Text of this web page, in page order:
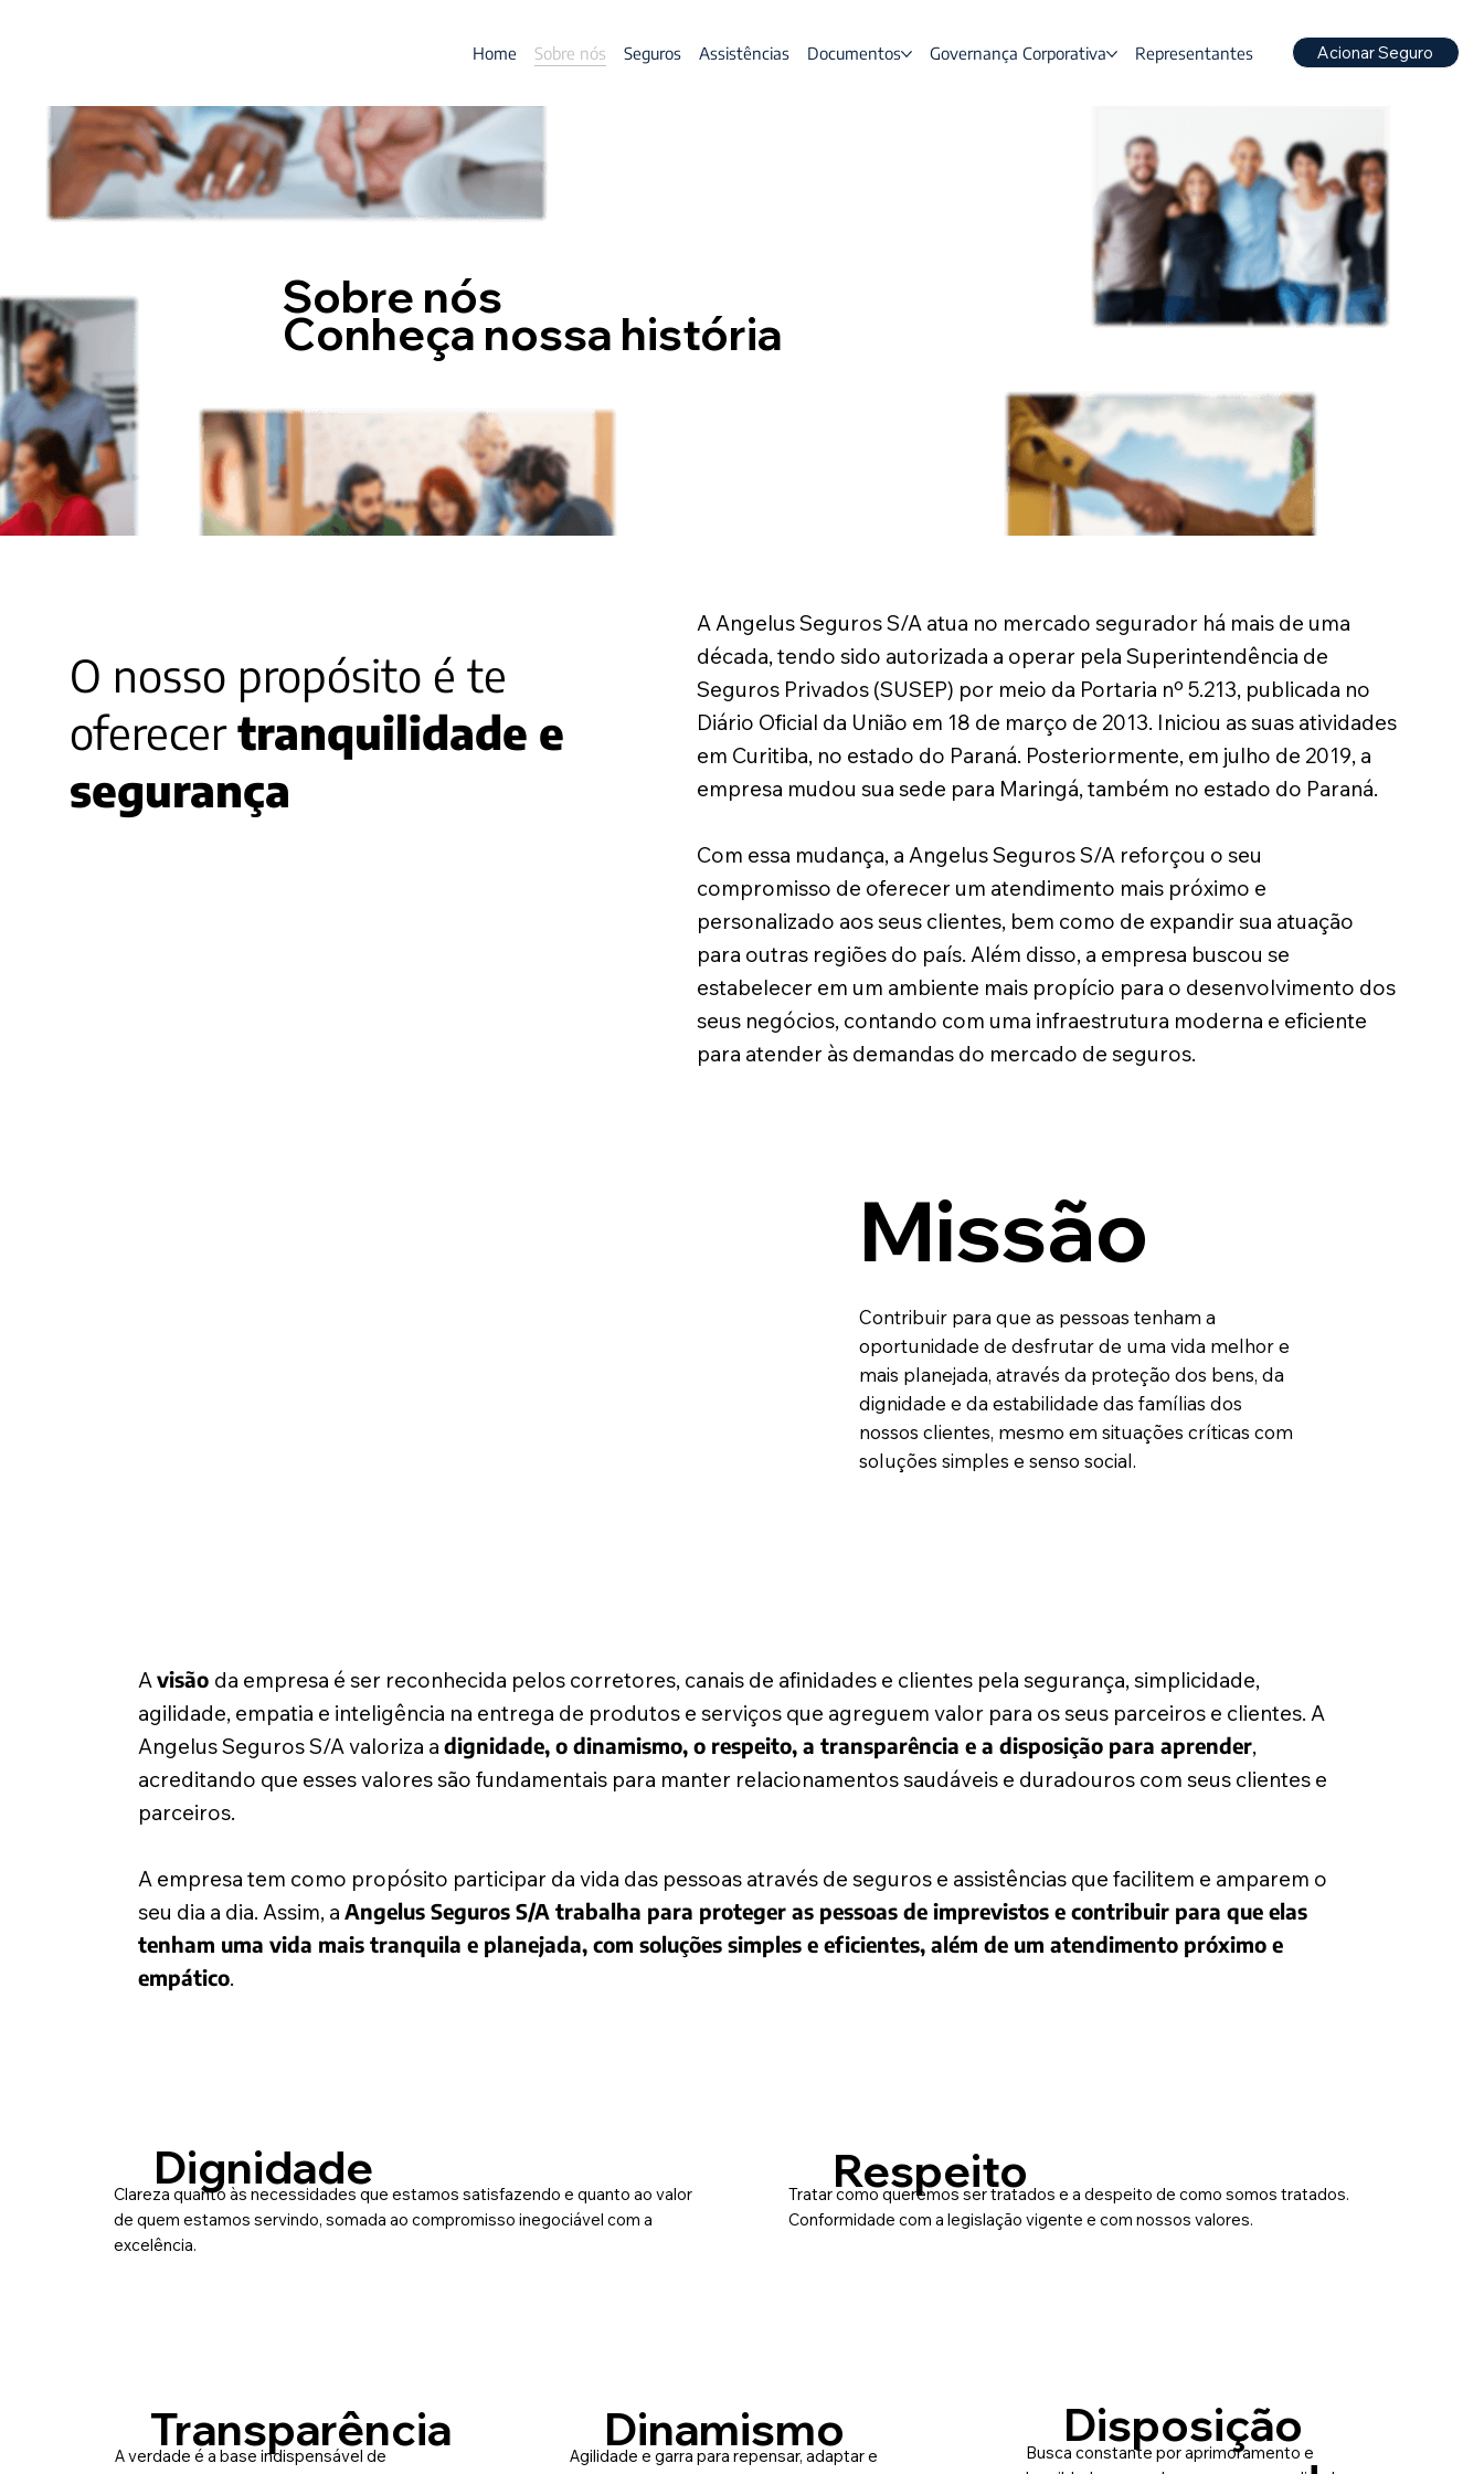
Home Sobre nós Seguros Assistências Documentos Governança Corporativa Representantes Acionar Seguro
O nosso propósito é te
oferecertranquilidade e
segurança
A Angelus Seguros S/A atua no mercado segurador há mais de uma
década, tendo sido autorizada a operar pela Superintendência de
Seguros Privados (SUSEP) por meio da Portaria nº 5.213, publicada no
Diário Oficial da União em 18 de março de 2013. Iniciou as suas atividades
em Curitiba, no estado do Paraná. Posteriormente, em julho de 2019, a
empresa mudou sua sede para Maringá, também no estado do Paraná.
Com essa mudança, a Angelus Seguros S/A reforçou o seu
compromisso de oferecer um atendimento mais próximo e
personalizado aos seus clientes, bem como de expandir sua atuação
para outras regiões do país. Além disso, a empresa buscou se
estabelecer em um ambiente mais propício para o desenvolvimento dos
seus negócios, contando com uma infraestrutura moderna e eficiente
para atender às demandas do mercado de seguros.
Sobre nós
Conheça nossa história
Missão
Contribuir para que as pessoas tenham a
oportunidade de desfrutar de uma vida melhor e
mais planejada, através da proteção dos bens, da
dignidade e da estabilidade das famílias dos
nossos clientes, mesmo em situações críticas com
soluções simples e senso social.
Avisão da empresa é ser reconhecida pelos corretores, canais de afinidades e clientes pela segurança, simplicidade,
agilidade, empatia e inteligência na entrega de produtos e serviços que agreguem valor para os seus parceiros e clientes. A
Angelus Seguros S/A valoriza a dignidade, o dinamismo, o respeito, a transparência e a disposição para aprender,
acreditando que esses valores são fundamentais para manter relacionamentos saudáveis e duradouros com seus clientes e
parceiros.
A empresa tem como propósito participar da vida das pessoas através de seguros e assistências que facilitem e amparem o
seu dia a dia. Assim, a Angelus Seguros S/A trabalha para proteger as pessoas de imprevistos e contribuir para que elas
tenham uma vida mais tranquila e planejada, com soluções simples e eficientes, além de um atendimento próximo e
empático.
Dignidade
Clareza quanto às necessidades que estamos satisfazendo e quanto ao valor
de quem estamos servindo, somada ao compromisso inegociável com a
excelência.
Tratar como queremos ser tratados e a despeito de como somos tratados.
Conformidade com a legislação vigente e com nossos valores.
Respeito
Transparência
A verdade é a base indispensável de
Dinamismo
Agilidade e garra para repensar, adaptar e
Disposição
Busca constante por aprimoramento e